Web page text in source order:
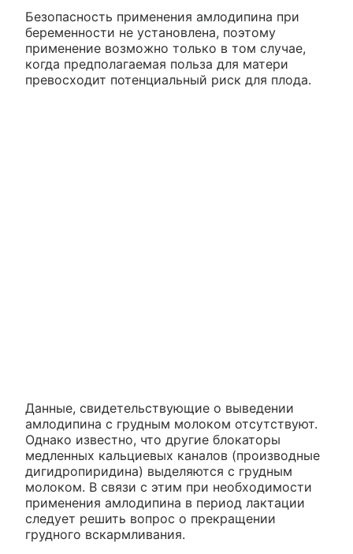
Безопасность применения амлодипина при
беременности не установлена, поэтому
применение возможно только в том случае,
когда предполагаемая польза для матери
превосходит потенциальный риск для плода.
Данные, свидетельствующие о выведении
амлодипина с грудным молоком отсутствуют.
Однако известно, что другие блокаторы
медленных кальциевых каналов (производные
дигидропиридина) выделяются с грудным
молоком. В связи с этим при необходимости
применения амлодипина в период лактации
следует решить вопрос о прекращении
грудного вскармливания.